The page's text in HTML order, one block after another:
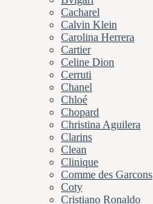
Cacharel
Calvin Klein
Carolina Herrera
Cartier
Celine Dion
Cerruti
Chanel
Chloé
Chopard
Christina Aguilera
Clarins
Clean
Clinique
Comme des Garcons
Coty
Cristiano Ronaldo